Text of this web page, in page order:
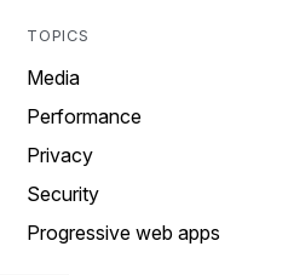
TOPICS
Media
Performance
Privacy
Security
Progressive web apps